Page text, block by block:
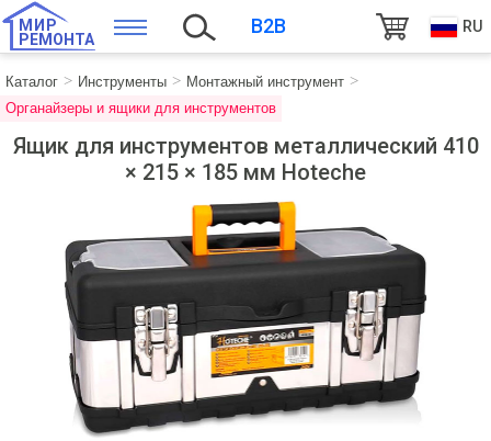
МИР
РЕМОНТА
B2B RU
Каталог Инструменты
Монтажный инструмент
Органайзеры и ящики для инструментов
Ящик для инструментов металлический 410
× 215 × 185 мм Hoteche